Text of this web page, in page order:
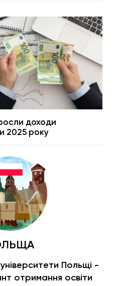
доходи
2025 року
Польщі -
отримання освіти